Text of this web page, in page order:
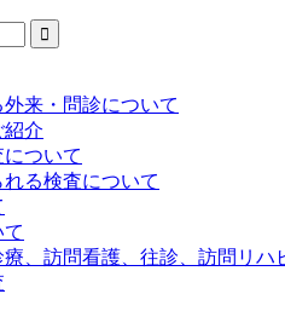
来・問診について
紹介
ついて
る検査について
、訪問看護、往診、訪問リハ